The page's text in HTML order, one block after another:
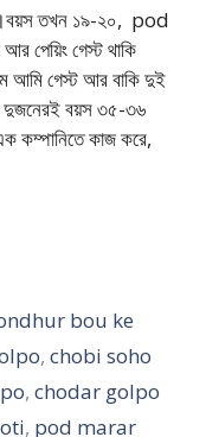
তখন ১৯-২০, pod
পেয়িং গেস্ট থাকি
আমি গেস্ট আর বাকি দুই
দুজনেরই বয়স ৩৫-৩৬
কম্পানিতে কাজ করে,
bou ke
, chobi soho
, chodar golpo
, pod marar